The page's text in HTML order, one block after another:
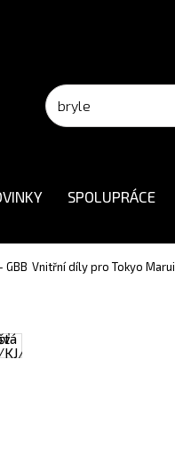
SPOLUPRÁCE
Vnitřní díly pro Tokyo Marui